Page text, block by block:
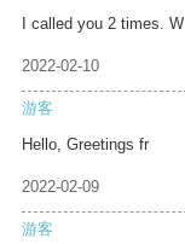
I called you 2 times. W
2022-02-10
游客
Hello, Greetings fr
2022-02-09
游客